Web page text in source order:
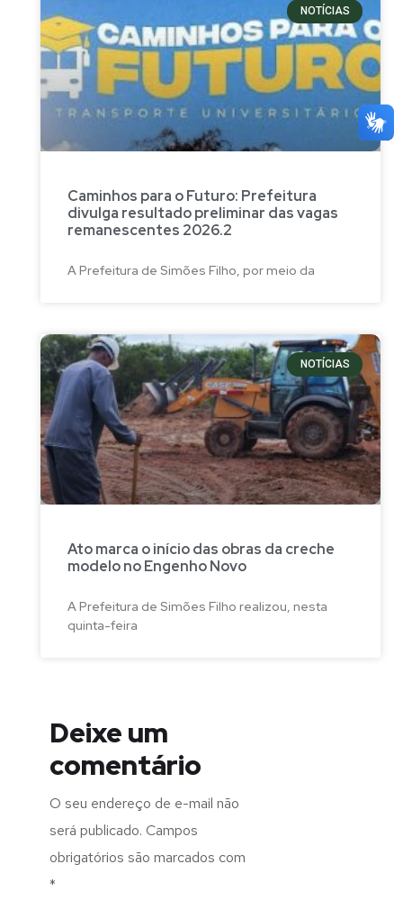
NOTÍCIAS
Caminhos para o Futuro: Prefeitura
divulga resultado preliminar das vagas
remanescentes 2026.2
A Prefeitura de Simões Filho, por meio da
NOTÍCIAS
Ato marca o início das obras da creche
modelo no Engenho Novo
A Prefeitura de Simões Filho realizou, nesta
quinta-feira
Deixe um
comentário
O seu endereço de e-mail não
será publicado. Campos
obrigatórios são marcados com
*